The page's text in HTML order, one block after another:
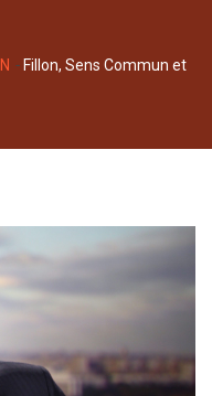
- Fillon, Sens Commun et